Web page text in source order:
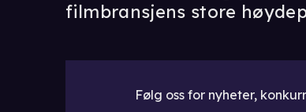
filmbransjens store
Følg oss for nyheter,